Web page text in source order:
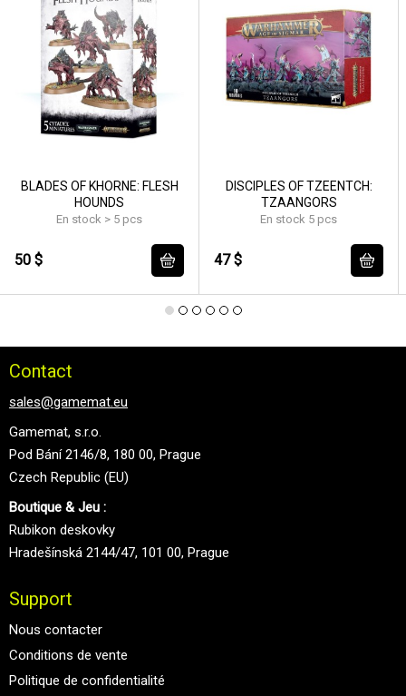
BLADES OF KHORNE: FLESH
HOUNDS
En stock > 5 pcs
50 $
DISCIPLES OF TZEENTCH:
TZAANGORS
En stock 5 pcs
47 $
Contact
sales@gamemat.eu
Gamemat, s.r.o.
Pod Bání 2146/8, 180 00, Prague
Czech Republic (EU)
Boutique & Jeu :
Rubikon deskovky
Hradešínská 2144/47, 101 00, Prague
Support
Nous contacter
Conditions de vente
Politique de confidentialité